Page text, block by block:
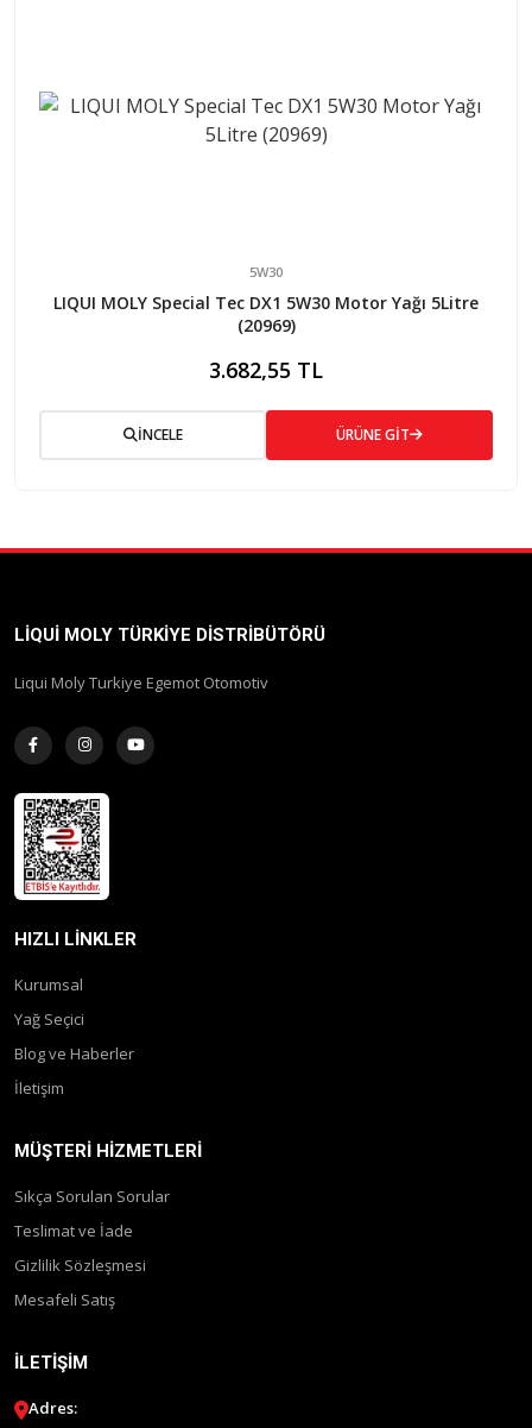
5W30
LIQUI MOLY Special Tec DX1 5W30 Motor Yağı 5Litre
(20969)
3.682,55 TL
İNCELE ÜRÜNE GİT
LIQUI MOLY TÜRKIYE DISTRIBÜTÖRÜ
Liqui Moly Turkiye Egemot Otomotiv
HIZLI LINKLER
Kurumsal
Yağ Seçici
Blog ve Haberler
İletişim
MÜŞTERI HIZMETLERI
Sıkça Sorulan Sorular
Teslimat ve İade
Gizlilik Sözleşmesi
Mesafeli Satış
İLETIŞIM
Adres: